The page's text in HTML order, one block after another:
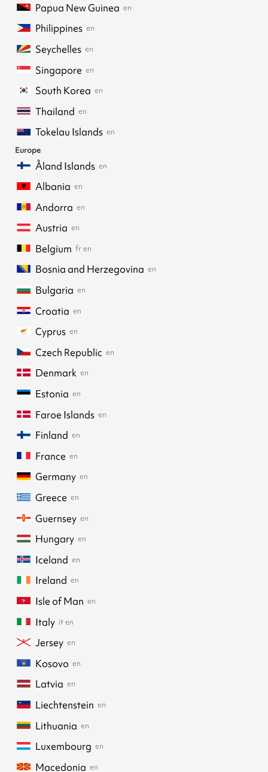
Papua New Guinea en
Philippines en
Seychelles en
Singapore en
South Korea en
Thailand en
Tokelau Islands en
Europe
Åland Islands en
Albania en
Andorra en
Austria en
Belgium fren
Bosnia and Herzegovina en
Bulgaria en
Croatia en
Cyprus en
Czech Republic en
Denmark en
Estonia en
Faroe Islands en
Finland en
France en
Germany en
Greece en
Guernsey en
Hungary en
Iceland en
Ireland en
Isle of Man en
Italy iten
Jersey en
Kosovo en
Latvia en
Liechtenstein en
Lithuania en
Luxembourg en
Macedonia en